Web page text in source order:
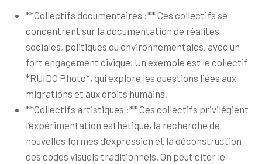
**Collectifs documentaires :** Ces collectifs se
concentrent sur la documentation de réalités
sociales, politiques ou environnementales, avec un
fort engagement civique. Un exemple est le collectif
*RUIDO Photo*, qui explore les questions liées aux
migrations et aux droits humains.
**Collectifs artistiques :** Ces collectifs privilégient
l’expérimentation esthétique, la recherche de
nouvelles formes d’expression et la déconstruction
des codes visuels traditionnels. On peut citer le